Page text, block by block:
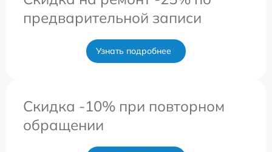
предварительной записи
Узнать подробнее
Скидка -10% при повторном
обращении